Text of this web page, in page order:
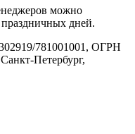
можно
дней.
781001001, ОГРН
Петербург,